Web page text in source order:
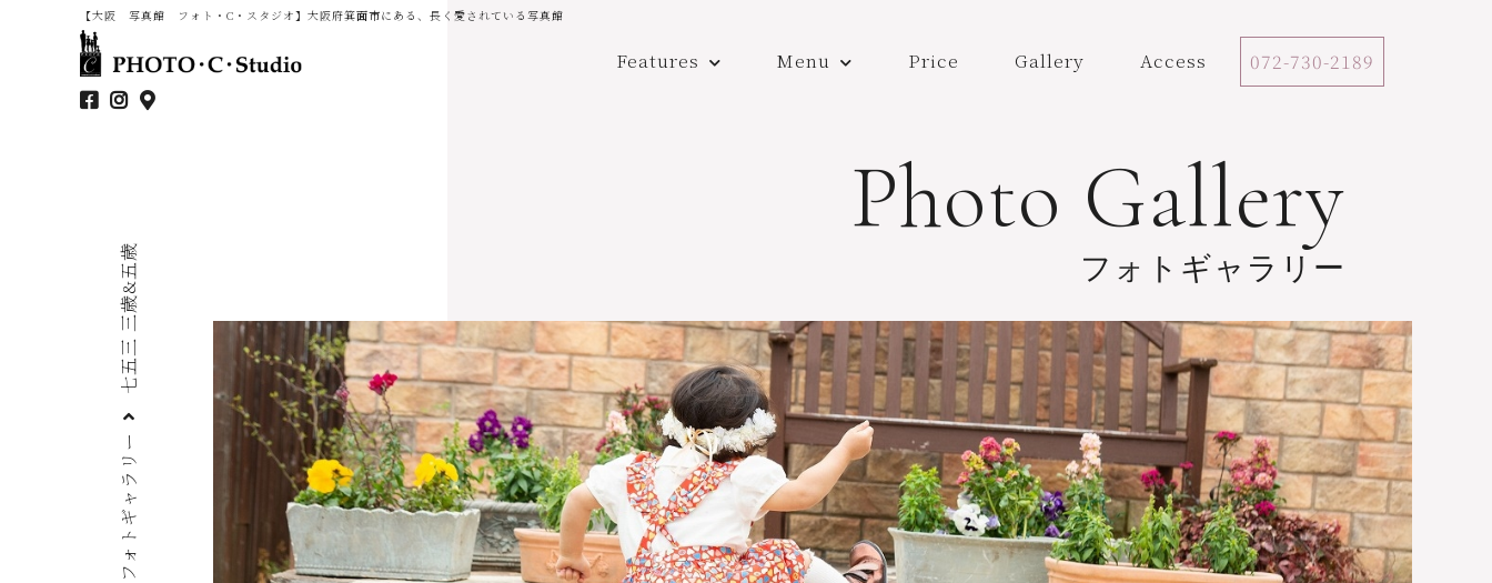
【大阪 写真館 フォト・C・スタジオ】大阪府箕面市にある、長く愛されている写真館
Features Menu Price Gallery Access 072-730-2189
Photo Gallery
フォトギャラリー
フォトギャラリー
七五三 三歳&五歳